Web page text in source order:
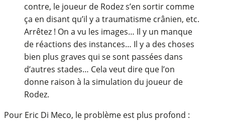
contre, le joueur de Rodez s’en sortir comme
ça en disant qu’il y a traumatisme crânien, etc.
Arrêtez ! On a vu les images… Il y un manque
de réactions des instances… Il y a des choses
bien plus graves qui se sont passées dans
d’autres stades… Cela veut dire que l’on
donne raison à la simulation du joueur de
Rodez.
Pour Eric Di Meco, le problème est plus profond :